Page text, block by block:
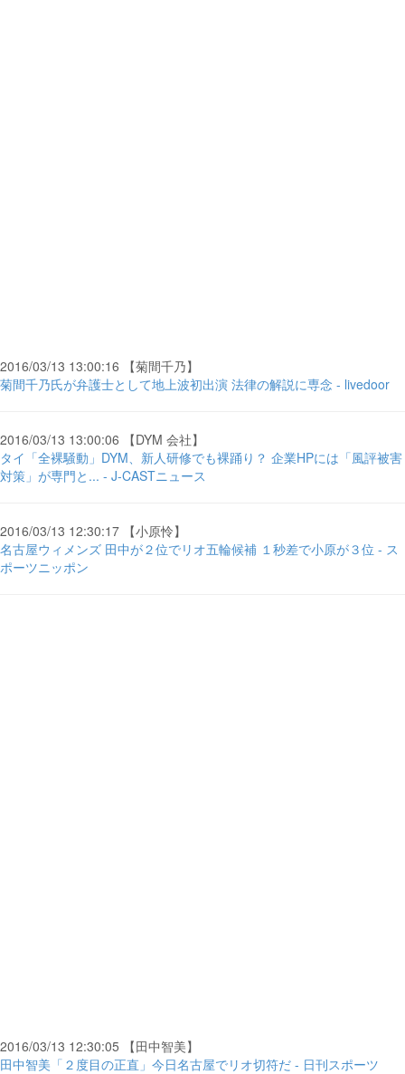
2016/03/13 13:00:16 【菊間千乃】
菊間千乃氏が弁護士として地上波初出演 法律の解説に専念 - livedoor
2016/03/13 13:00:06 【DYM 会社】
タイ「全裸騒動」DYM、新人研修でも裸踊り？ 企業HPには「風評被害
対策」が専門と... - J-CASTニュース
2016/03/13 12:30:17 【小原怜】
名古屋ウィメンズ 田中が２位でリオ五輪候補 １秒差で小原が３位 - ス
ポーツニッポン
2016/03/13 12:30:05 【田中智美】
田中智美「２度目の正直」今日名古屋でリオ切符だ - 日刊スポーツ